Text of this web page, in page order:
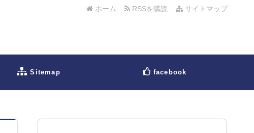
サイトマップ
RSSを購読
ホーム
Sitemap facebook